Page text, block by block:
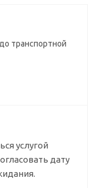
транспортной
услугой
дату